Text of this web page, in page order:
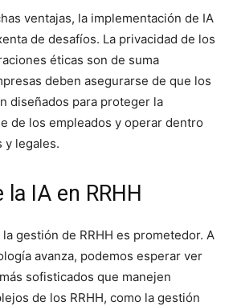
ventajas, la implementación de IA
de desafíos. La privacidad de los
éticas son de suma
deben asegurarse de que los
diseñados para proteger la
de los empleados y operar dentro
y legales.
IA en RRHH
gestión de RRHH es prometedor. A
avanza, podemos esperar ver
sofisticados que manejen
de los RRHH, como la gestión